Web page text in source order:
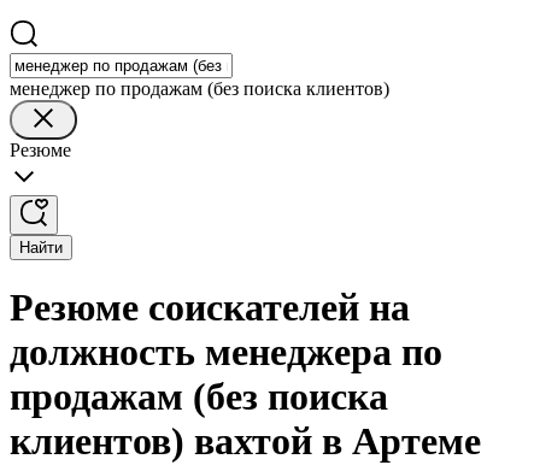
менеджер по продажам (без поиска клиентов)
Резюме
Найти
Резюме соискателей на
должность менеджера по
продажам (без поиска
клиентов) вахтой в Артеме